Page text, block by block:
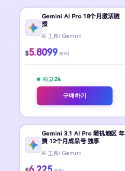
Gemini AI Pro 18个月激活链
接
Al 工具/ Gemini
$5.8099 부터
재고 24
구매하기
Gemini 3.1 AI Pro 随机地区 年
费 12个月成品号 独享
Al 工具/ Gemini